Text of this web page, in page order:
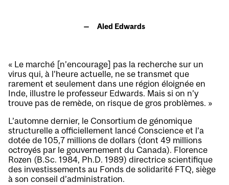
Aled Edwards
« Le marché [n’encourage] pas la recherche sur un
virus qui, à l’heure actuelle, ne se transmet que
rarement et seulement dans une région éloignée en
Inde, illustre le professeur Edwards. Mais si on n’y
trouve pas de remède, on risque de gros problèmes. »
L’automne dernier, le Consortium de génomique
structurelle a officiellement lancé Conscience et l’a
dotée de 105,7 millions de dollars (dont 49 millions
octroyés par le gouvernement du Canada). Florence
Rozen (B.Sc. 1984, Ph.D. 1989) directrice scientifique
des investissements au Fonds de solidarité FTQ, siège
à son conseil d’administration.